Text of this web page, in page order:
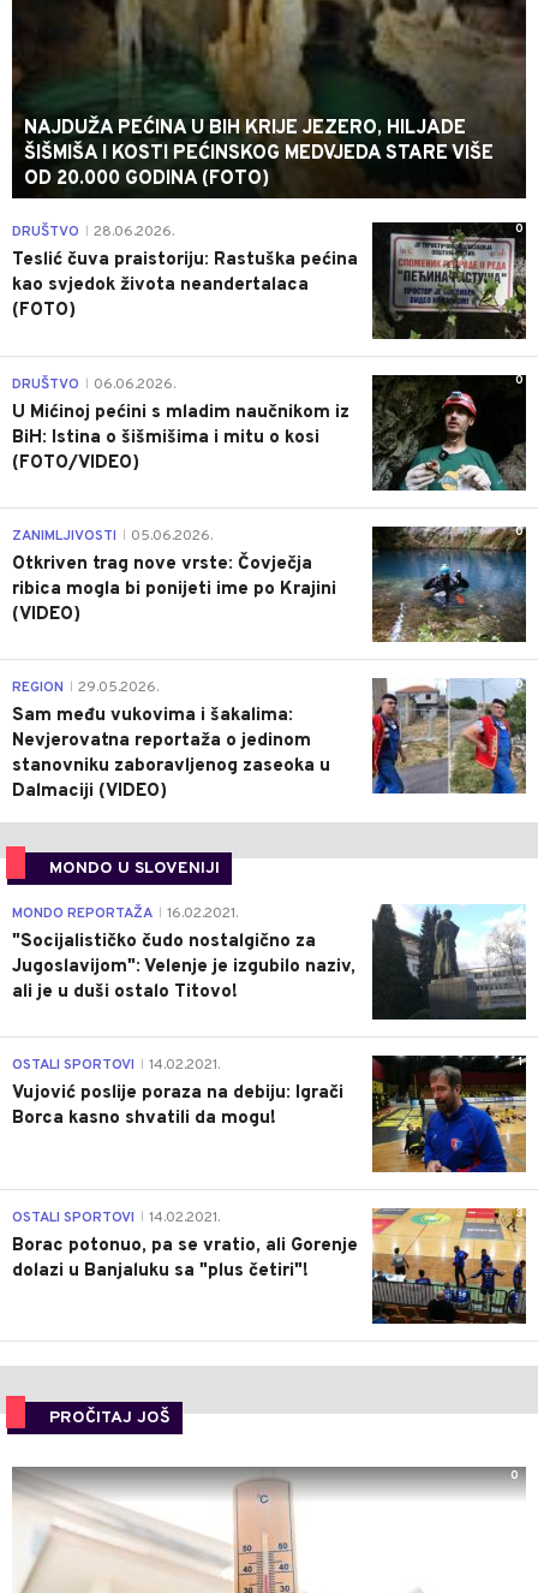
NAJDUŽA PEĆINA U BIH KRIJE JEZERO, HILJADE
ŠIŠMIŠA I KOSTI PEĆINSKOG MEDVJEDA STARE VIŠE
OD 20.000 GODINA (FOTO)
0
DRUŠTVO 28.06.2026.
Teslić čuva praistoriju: Rastuška pećina
kao svjedok života neandertalaca
(FOTO)
0
DRUŠTVO 06.06.2026.
U Mićinoj pećini s mladim naučnikom iz
BiH: Istina o šišmišima i mitu o kosi
(FOTO/VIDEO)
0
ZANIMLJIVOSTI 05.06.2026.
Otkriven trag nove vrste: Čovječja
ribica mogla bi ponijeti ime po Krajini
(VIDEO)
0
REGION 29.05.2026.
Sam među vukovima i šakalima:
Nevjerovatna reportaža o jedinom
stanovniku zaboravljenog zaseoka u
Dalmaciji (VIDEO)
MONDO U SLOVENIJI
4
MONDO REPORTAŽA 16.02.2021.
"Socijalističko čudo nostalgično za
Jugoslavijom": Velenje je izgubilo naziv,
ali je u duši ostalo Titovo!
1
OSTALI SPORTOVI 14.02.2021.
Vujović poslije poraza na debiju: Igrači
Borca kasno shvatili da mogu!
3
OSTALI SPORTOVI 14.02.2021.
Borac potonuo, pa se vratio, ali Gorenje
dolazi u Banjaluku sa "plus četiri"!
PROČITAJ JOŠ
0